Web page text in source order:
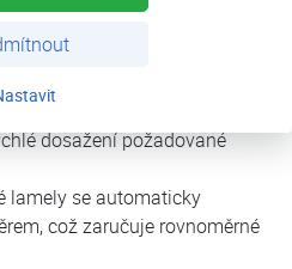
topení, odvlhčování,
dosažení požadované
lamely se automaticky
což zaručuje rovnoměrné